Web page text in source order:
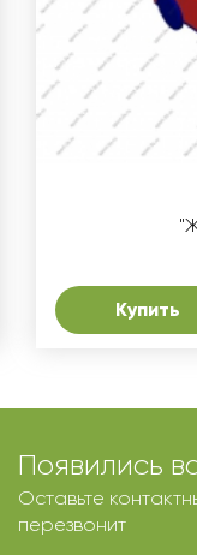
Купить
Появились
Оставьте
перезвонит